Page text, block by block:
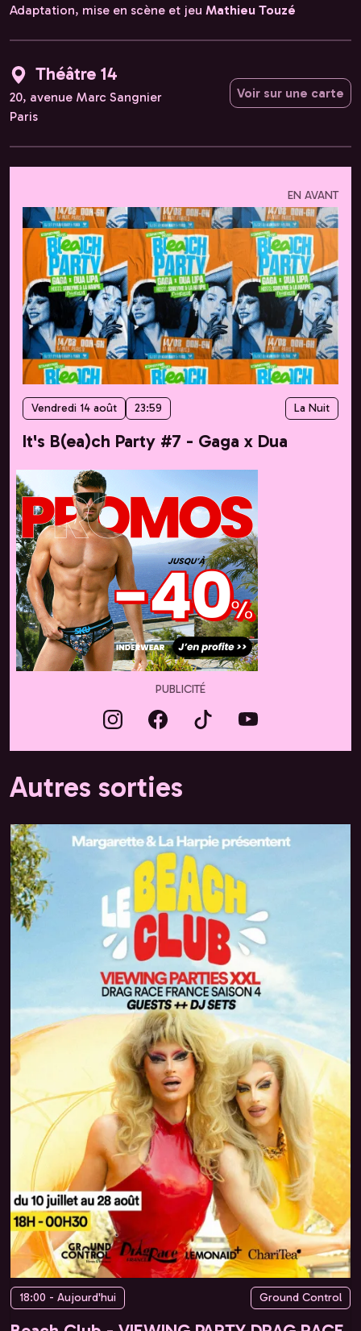
Adaptation, mise en scène et jeu Mathieu Touzé
Théâtre 14
20, avenue Marc Sangnier
Paris
Voir sur une carte
EN AVANT
Vendredi 14 août 23:59 La Nuit
It's B(ea)ch Party #7 - Gaga x Dua
PUBLICITÉ
Autres sorties
18:00 - Aujourd'hui Ground Control